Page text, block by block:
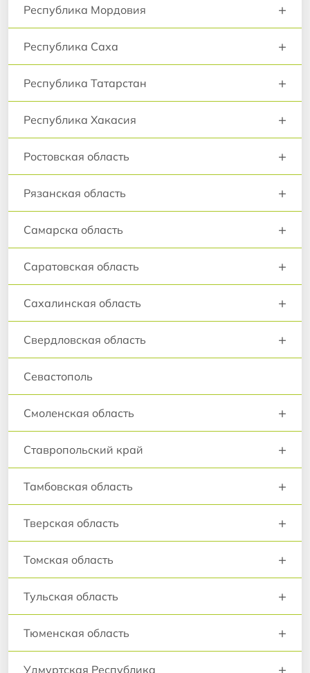
Республика Мордовия +
Республика Саха +
Республика Татарстан +
Республика Хакасия +
Ростовская область +
Рязанская область +
Самарска область +
Саратовская область +
Сахалинская область +
Свердловская область +
Севастополь
Смоленская область +
Ставропольский край +
Тамбовская область +
Тверская область +
Томская область +
Тульская область +
Тюменская область +
Удмуртская Республика +